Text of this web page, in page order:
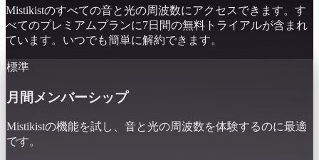
Mistikistのすべての音と光の周波数にアクセスできます。す
べてのプレミアムプランに7日間の無料トライアルが含まれ
ています。いつでも簡単に解約できます。
標準
月間メンバーシップ
Mistikistの機能を試し、音と光の周波数を体験するのに最適
です。